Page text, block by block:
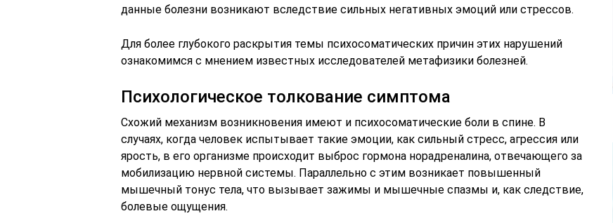
данные болезни возникают вследствие сильных негативных эмоций или стрессов.
Для более глубокого раскрытия темы психосоматических причин этих нарушений
ознакомимся с мнением известных исследователей метафизики болезней.
Психологическое толкование симптома
Схожий механизм возникновения имеют и психосоматические боли в спине. В
случаях, когда человек испытывает такие эмоции, как сильный стресс, агрессия или
ярость, в его организме происходит выброс гормона норадреналина, отвечающего за
мобилизацию нервной системы. Параллельно с этим возникает повышенный
мышечный тонус тела, что вызывает зажимы и мышечные спазмы и, как следствие,
болевые ощущения.